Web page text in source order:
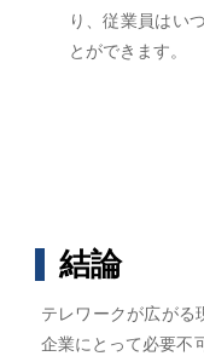
り、従業員はい
とができます。
結論
テレワークが広がる
企業にとって必要不